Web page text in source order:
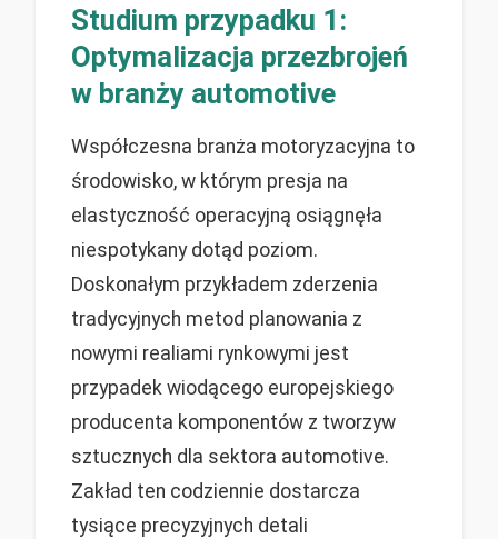
Studium przypadku 1:
Optymalizacja przezbrojeń
w branży automotive
Współczesna branża motoryzacyjna to
środowisko, w którym presja na
elastyczność operacyjną osiągnęła
niespotykany dotąd poziom.
Doskonałym przykładem zderzenia
tradycyjnych metod planowania z
nowymi realiami rynkowymi jest
przypadek wiodącego europejskiego
producenta komponentów z tworzyw
sztucznych dla sektora automotive.
Zakład ten codziennie dostarcza
tysiące precyzyjnych detali